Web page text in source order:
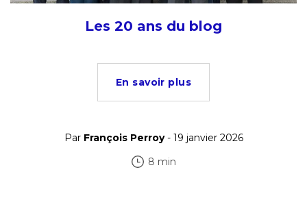
Les 20 ans du blog
En savoir plus
Par François Perroy- 19 janvier 2026
8 min